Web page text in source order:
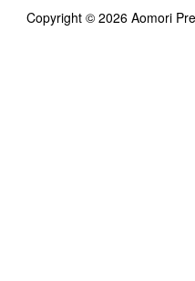
Copyright © 2026 Aomori